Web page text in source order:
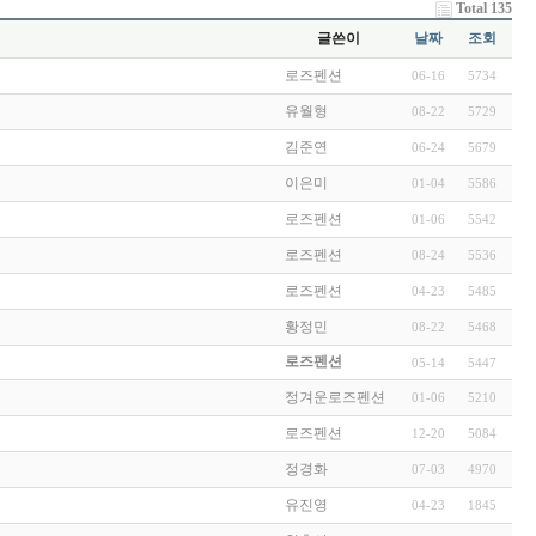
Total 135
글쓴이
날짜 조회
로즈펜션 06-16 5734
유월형 08-22 5729
김준연 06-24 5679
이은미 01-04 5586
로즈펜션 01-06 5542
로즈펜션 08-24 5536
로즈펜션 04-23 5485
황정민 08-22 5468
로즈펜션 05-14 5447
정겨운로즈펜션 01-06 5210
로즈펜션 12-20 5084
정경화 07-03 4970
유진영 04-23 1845